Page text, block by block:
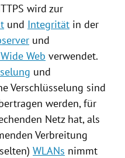
wird zur
und Integrität in der
und
Web verwendet.
und
Verschlüsselung sind
werden, für
Netz hat, als
Verbreitung
WLANs nimmt